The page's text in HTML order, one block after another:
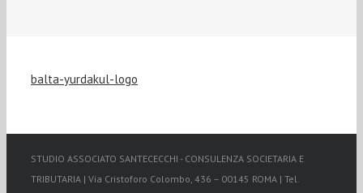
balta-yurdakul-logo
STUDIO ASSOCIATO SANTECECCHI - CONSULENZA SOCIETARIA E
TRIBUTARIA | Via Cristoforo Colombo, 436 – 00145 ROMA | Tel.